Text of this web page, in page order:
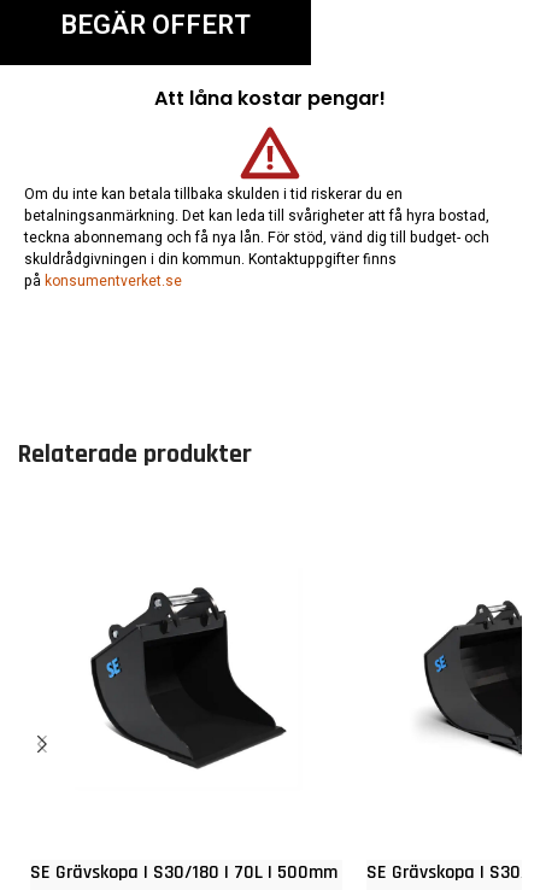
BEGÄR OFFERT
Att låna kostar pengar!
Om du inte kan betala tillbaka skulden i tid riskerar du en
betalningsanmärkning. Det kan leda till svårigheter att få hyra bostad,
teckna abonnemang och få nya lån. För stöd, vänd dig till budget- och
skuldrådgivningen i din kommun. Kontaktuppgifter finns
på konsumentverket.se
Relaterade produkter
SE Grävskopa | S30/180 | 70L | 500mm
SE Grävskopa | S30/